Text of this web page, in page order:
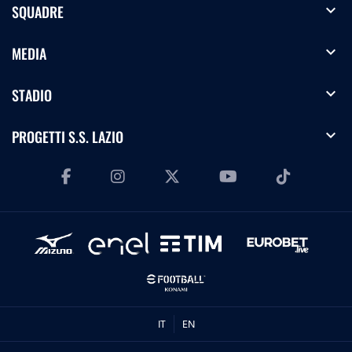
SQUADRE expand_more
MEDIA expand_more
STADIO expand_more
PROGETTI S.S. LAZIO expand_more
IT EN